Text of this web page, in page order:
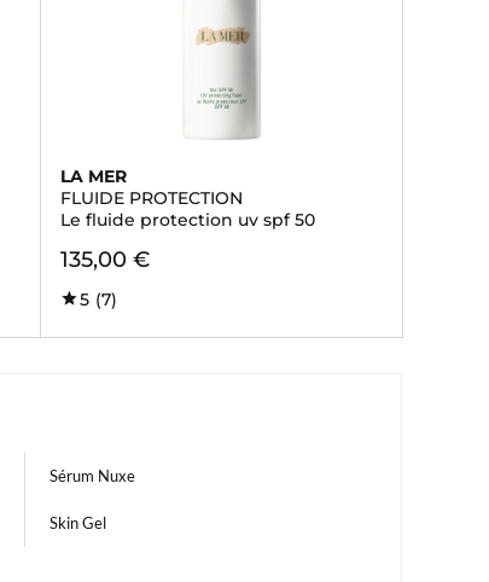
LA MER
FLUIDE PROTECTION
Le fluide protection uv spf 50
135,00 €
5 (7)
Sérum Nuxe
Skin Gel